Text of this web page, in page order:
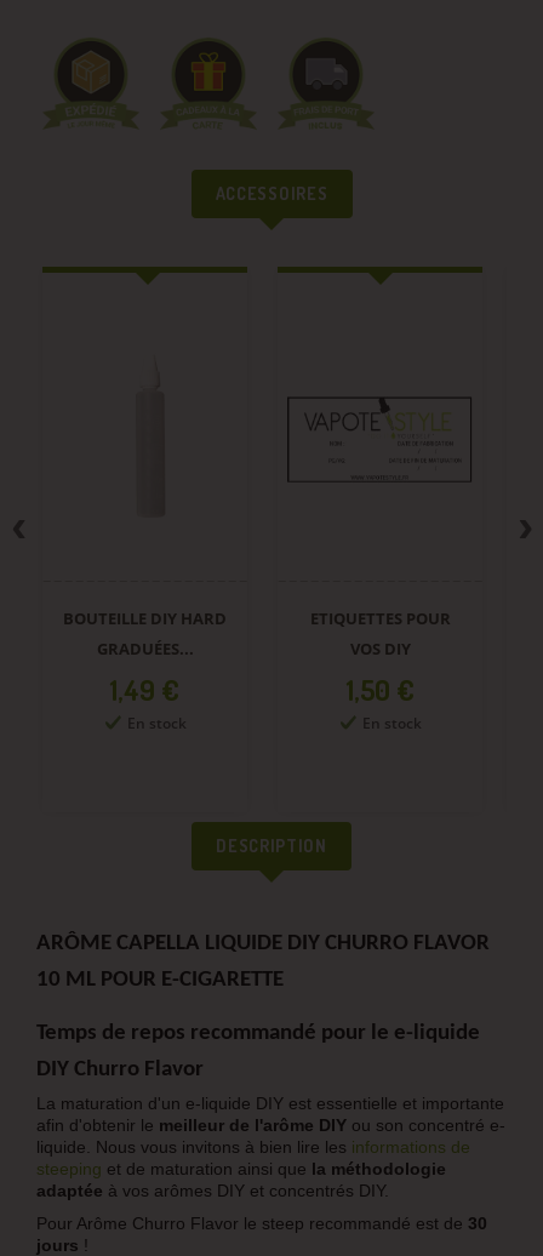
ACCESSOIRES
BOUTEILLE DIY HARD
GRADUÉES...
Prix
1,49 €
En stock
ETIQUETTES POUR
VOS DIY
Prix
1,50 €
En stock
DESCRIPTION
ARÔME CAPELLA LIQUIDE DIY CHURRO FLAVOR
10 ML POUR E-CIGARETTE
Temps de repos recommandé pour le e-liquide
DIY Churro Flavor
La maturation d'un e-liquide DIY est essentielle et importante
afin d'obtenir le meilleur de l'arôme DIY ou son concentré e-
liquide. Nous vous invitons à bien lire les informations de
steeping et de maturation ainsi que la méthodologie
adaptée à vos arômes DIY et concentrés DIY.
Pour Arôme Churro Flavor le steep recommandé est de 30
jours !